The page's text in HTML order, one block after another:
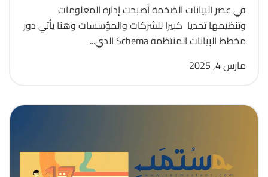
في عصر البيانات الضخمة أصبحت إدارة المعلومات
وتنظيمها تحديا كبيرا للشركات والمؤسسات وهنا يأتي دور
مخطط البيانات المنتظمة Schema الذي...
مارس 4, 2025